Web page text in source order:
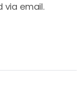
via email.